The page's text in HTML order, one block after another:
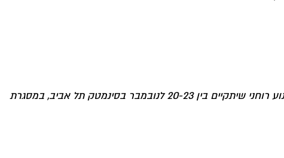
>> שמר גאון היא הבמאית של הסרט "ים טתיס" וזוגתו של שלמה בראבא שמככב בו. הסרט יוקרן בפסטיבל ספיריט ה-18 לקולנוע רוחני שיתקיים בין 20-23 לנובמבר בסינמטק תל אביב, במסגרת